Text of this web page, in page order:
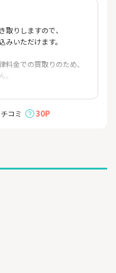
りしますので、
いただけます。
金での買取りのため、
に詳しくなくても申し込
上前の機種でも買取りで
コミ 30P